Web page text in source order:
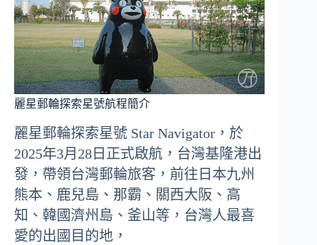
麗星郵輪探索星號航程簡介
麗星郵輪探索星號 Star Navigator，於
2025年3月28日正式啟航，台灣基隆港出
發，帶領台灣郵輪旅客，前往日本九州
熊本、鹿兒島、那霸、關西大阪、高
知、韓國濟州島、釜山等，台灣人最喜
愛的出國目的地，